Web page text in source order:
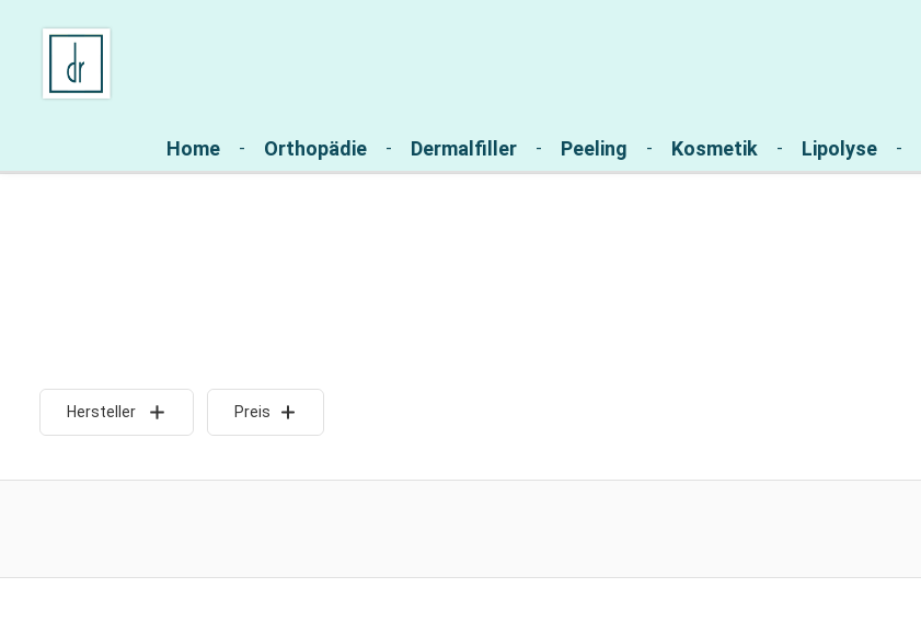
Hauptnavigation springen
Home Orthopädie Dermalfiller Peeling Kosmetik Lipolyse
Hersteller Preis